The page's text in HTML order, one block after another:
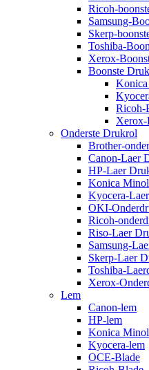
Ricoh-
Samsung-
Skerp-
Toshiba-
Xerox-
Boonste
Ricoh-
Xerox-
Onderste Drukrol
Brother-
Canon-Laer
HP-Laer
Konica
Kyocera-
OKI-
Ricoh-
Riso-Laer
Samsung-
Skerp-Laer
Toshiba-
Xerox-
Lem
Canon-lem
HP-lem
Konica
Kyocera-lem
OCE-Blade